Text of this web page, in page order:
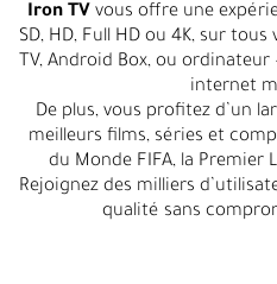
Iron TV vous offre une
SD, HD, Full HD ou 4K, sur
TV, Android Box, ou
internet
De plus, vous profitez d’un
meilleurs films, séries et
du Monde FIFA, la Premier
Rejoignez des milliers
qualité sans